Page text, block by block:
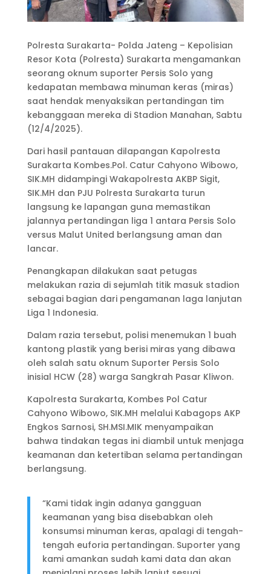
Polresta Surakarta- Polda Jateng – Kepolisian
Resor Kota (Polresta) Surakarta mengamankan
seorang oknum suporter Persis Solo yang
kedapatan membawa minuman keras (miras)
saat hendak menyaksikan pertandingan tim
kebanggaan mereka di Stadion Manahan, Sabtu
(12/4/2025).
Dari hasil pantauan dilapangan Kapolresta
Surakarta Kombes.Pol. Catur Cahyono Wibowo,
SIK.MH didampingi Wakapolresta AKBP Sigit,
SIK.MH dan PJU Polresta Surakarta turun
langsung ke lapangan guna memastikan
jalannya pertandingan liga 1 antara Persis Solo
versus Malut United berlangsung aman dan
lancar.
Penangkapan dilakukan saat petugas
melakukan razia di sejumlah titik masuk stadion
sebagai bagian dari pengamanan laga lanjutan
Liga 1 Indonesia.
Dalam razia tersebut, polisi menemukan 1 buah
kantong plastik yang berisi miras yang dibawa
oleh salah satu oknum Suporter Persis Solo
inisial HCW (28) warga Sangkrah Pasar Kliwon.
Kapolresta Surakarta, Kombes Pol Catur
Cahyono Wibowo, SIK.MH melalui Kabagops AKP
Engkos Sarnosi, SH.MSI.MIK menyampaikan
bahwa tindakan tegas ini diambil untuk menjaga
keamanan dan ketertiban selama pertandingan
berlangsung.
“Kami tidak ingin adanya gangguan
keamanan yang bisa disebabkan oleh
konsumsi minuman keras, apalagi di tengah-
tengah euforia pertandingan. Suporter yang
kami amankan sudah kami data dan akan